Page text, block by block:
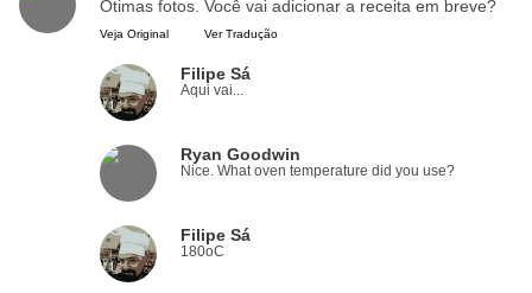
Ótimas fotos. Você vai adicionar a receita em breve?
Veja Original Ver Tradução
Filipe Sá
Aqui vai...
Ryan Goodwin
Nice. What oven temperature did you use?
Filipe Sá
180oC